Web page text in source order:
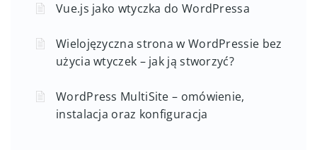
Vue.js jako wtyczka do WordPressa
Wielojęzyczna strona w WordPressie bez
użycia wtyczek – jak ją stworzyć?
WordPress MultiSite – omówienie,
instalacja oraz konfiguracja